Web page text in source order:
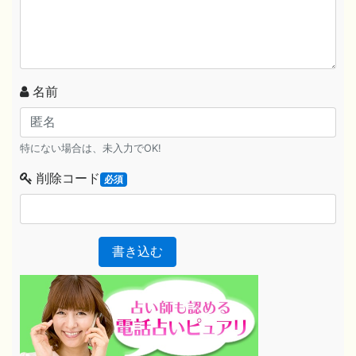
名前
特にない場合は、未入力でOK!
削除コード 必須
書き込む